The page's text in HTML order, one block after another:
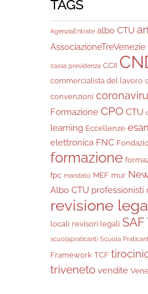
TAGS
AgenziaEntrate albo CTU
AssociazioneTreVenezie
cassa previdenza CCII
commercialista del lavoro
convenzioni
Formazione CPO CTU
learning Eccellenze
elettronica FNC
formazione
fpc mandato MEF mur
Albo CTU professionisti
revisione
locali revisori legali
scuolapraticanti Scuola
Framework TCF
triveneto vendite